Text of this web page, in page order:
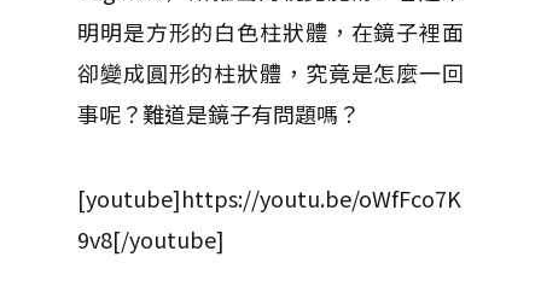
明明是方形的白色柱狀體，在鏡子裡面
卻變成圓形的柱狀體，究竟是怎麼一回
事呢？難道是鏡子有問題嗎？
[youtube]https://youtu.be/oWfFco7K
9v8[/youtube]